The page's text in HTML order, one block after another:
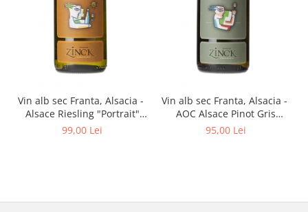
Vin alb sec Franta, Alsacia -
Alsace Riesling "Portrait"
750 ml Philippe Zinck -
99,00 Lei
Vin alb sec Franta, Alsacia -
AOC Alsace Pinot Gris
"Portrait" 750 ml Philippe
95,00 Lei